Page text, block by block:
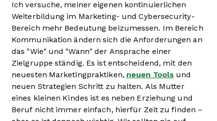
Ich versuche, meiner eigenen kontinuierlichen
Weiterbildung im Marketing- und Cybersecurity-
Bereich mehr Bedeutung beizumessen. Im Bereich
Kommunikation ändern sich die Anforderungen an
das "Wie" und "Wann" der Ansprache einer
Zielgruppe ständig. Es ist entscheidend, mit den
neuesten Marketingpraktiken, neuen Tools und
neuen Strategien Schritt zu halten. Als Mutter
eines kleinen Kindes ist es neben Erziehung und
Beruf nicht immer einfach, hierfür Zeit zu finden –